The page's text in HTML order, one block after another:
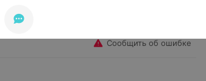
Сообщить об ошибке